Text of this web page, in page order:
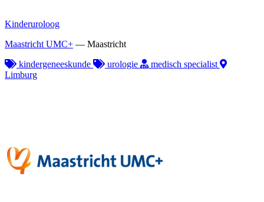
Kinderuroloog
Maastricht UMC+ — Maastricht
kindergeneeskunde
urologie
medisch specialist
Limburg